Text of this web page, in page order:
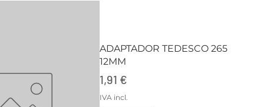
ADAPTADOR TEDESCO 265
12MM
Preço
1,91 €
IVA incl.